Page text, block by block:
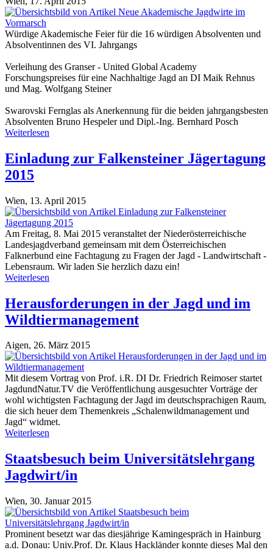
Würdige Akademische Feier für die 16 würdigen Absolventen und
Absolventinnen des VI. Jahrgangs
Verleihung des Granser - United Global Academy
Forschungspreises für eine Nachhaltige Jagd an DI Maik Rehnus
und Mag. Wolfgang Steiner
Swarovski Fernglas als Anerkennung für die beiden jahrgangsbesten
Absolventen Bruno Hespeler und Dipl.-Ing. Bernhard Posch
Weiterlesen
Einladung zur Falkensteiner Jägertagung
2015
Wien, 13. April 2015
Am Freitag, 8. Mai 2015 veranstaltet der Niederösterreichische
Landesjagdverband gemeinsam mit dem Österreichischen
Falknerbund eine Fachtagung zu Fragen der Jagd - Landwirtschaft -
Lebensraum. Wir laden Sie herzlich dazu ein!
Weiterlesen
Herausforderungen in der Jagd und im
Wildtiermanagement
Aigen, 26. März 2015
Mit diesem Vortrag von Prof. i.R. DI Dr. Friedrich Reimoser startet
JagdundNatur.TV die Veröffentlichung ausgesuchter Vorträge der
wohl wichtigsten Fachtagung der Jagd im deutschsprachigen Raum,
die sich heuer dem Themenkreis „Schalenwildmanagement und
Jagd“ widmet.
Weiterlesen
Staatsbesuch beim Universitätslehrgang
Jagdwirt/in
Wien, 30. Januar 2015
Prominent besetzt war das diesjährige Kamingespräch in Hainburg
a.d. Donau: Univ.Prof. Dr. Klaus Hackländer konnte dieses Mal den